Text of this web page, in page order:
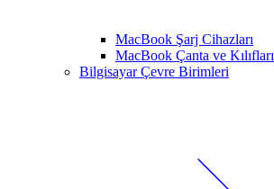
MacBook Şarj Cihazları
MacBook Çanta ve Kılıfları
Bilgisayar Çevre Birimleri